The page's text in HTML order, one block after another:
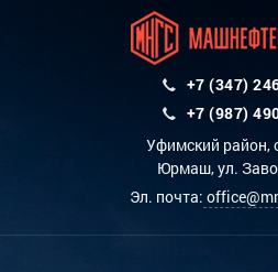
+7 (347)
+7 (987)
Уфимский район,
Юрмаш, ул.
Эл. почта: